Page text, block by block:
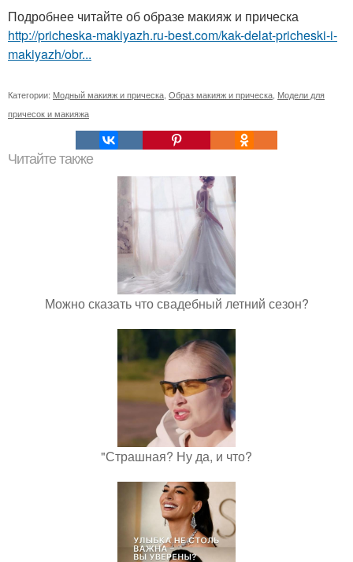
Подробнее читайте об образе макияж и прическа
http://pricheska-makiyazh.ru-best.com/kak-delat-pricheski-i-
makiyazh/obr...
Категории: Модный макияж и прическа Образ макияж и прическа Модели для
причесок и макияжа
Читайте также
Можно сказать что свадебный летний сезон?
"Страшная? Ну да, и что?